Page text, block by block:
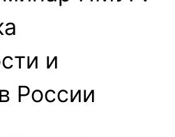
и
России